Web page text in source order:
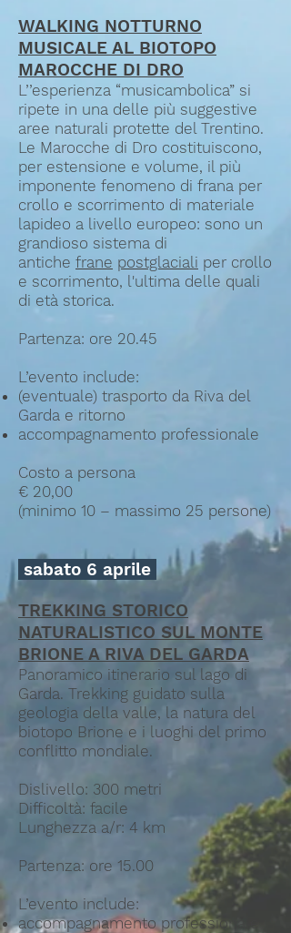
WALKING NOTTURNO
MUSICALE AL BIOTOPO
MAROCCHE DI DRO
L’’esperienza “musicambolica” si
ripete in una delle più suggestive
aree naturali protette del Trentino.
Le Marocche di Dro costituiscono,
per estensione e volume, il più
imponente fenomeno di frana per
crollo e scorrimento di materiale
lapideo a livello europeo: sono un
grandioso sistema di
antiche frane postglaciali per crollo
e scorrimento, l'ultima delle quali
di età storica.
Partenza: ore 20.45
L’evento include:
(eventuale) trasporto da Riva del
Garda e ritorno
accompagnamento professionale
Costo a persona
€ 20,00
(minimo 10 – massimo 25 persone)
sabato 6 aprile
TREKKING STORICO
NATURALISTICO SUL MONTE
BRIONE A RIVA DEL GARDA
Panoramico itinerario sul lago di
Garda. Trekking guidato sulla
geologia della valle, la natura del
biotopo Brione e i luoghi del primo
conflitto mondiale.
Dislivello: 300 metri
Difficoltà: facile
Lunghezza a/r: 4 km
Partenza: ore 15.00
L’evento include:
accompagnamento professionale